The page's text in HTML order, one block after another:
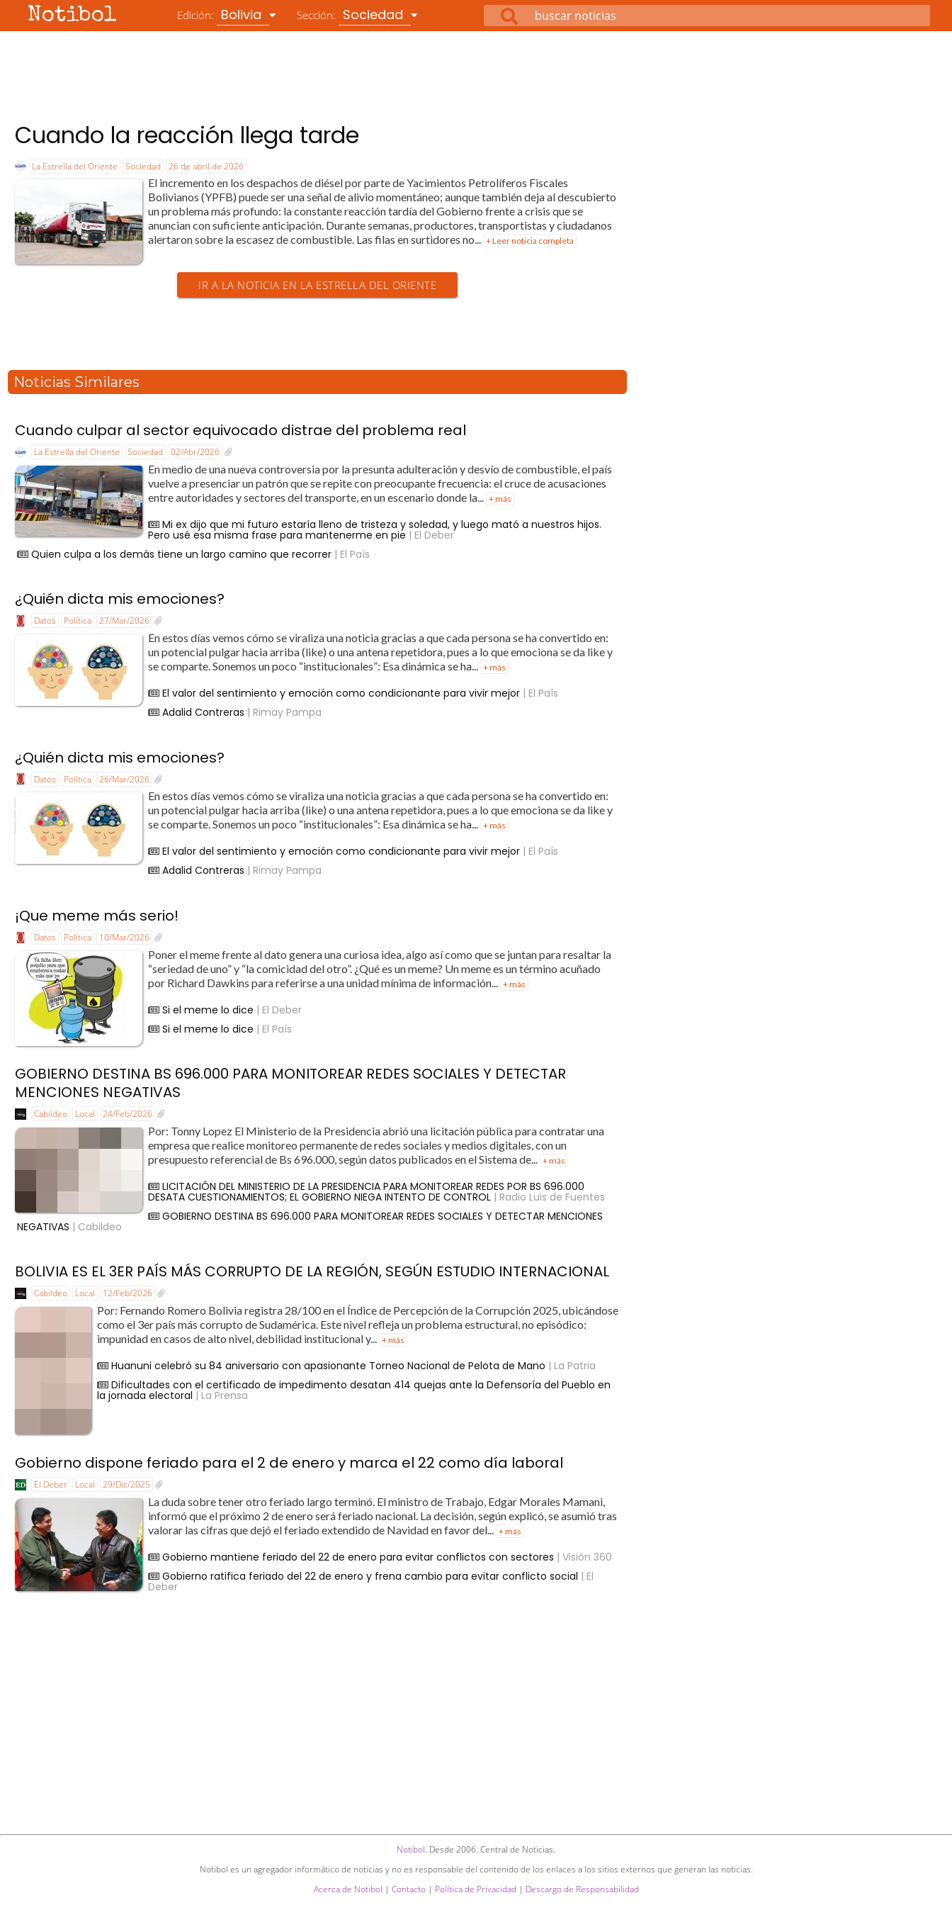
Notibol Edición: Bolivia Sección: Sociedad
Cuando la reacción llega tarde
La Estrella del Oriente Sociedad 26 de abril de 2026
El incremento en los despachos de diésel por parte de Yacimientos Petrolíferos Fiscales
Bolivianos (YPFB) puede ser una señal de alivio momentáneo; aunque también deja al descubierto
un problema más profundo: la constante reacción tardía del Gobierno frente a crisis que se
anuncian con suficiente anticipación. Durante semanas, productores, transportistas y ciudadanos
alertaron sobre la escasez de combustible. Las filas en surtidores no... + Leer noticia completa
IR A LA NOTICIA EN LA ESTRELLA DEL ORIENTE
Noticias Similares
Cuando culpar al sector equivocado distrae del problema real
La Estrella del Oriente Sociedad 02/Abr/2026
En medio de una nueva controversia por la presunta adulteración y desvío de combustible, el país
vuelve a presenciar un patrón que se repite con preocupante frecuencia: el cruce de acusaciones
entre autoridades y sectores del transporte, en un escenario donde la...
+ más
Mi ex dijo que mi futuro estaría lleno de tristeza y soledad, y luego mató a nuestros hijos.
Pero usé esa misma frase para mantenerme en pie | El Deber
Quien culpa a los demás tiene un largo camino que recorrer | El País
¿Quién dicta mis emociones?
Datos Política 27/Mar/2026
En estos días vemos cómo se viraliza una noticia gracias a que cada persona se ha convertido en:
un potencial pulgar hacia arriba (like) o una antena repetidora, pues a lo que emociona se da like y
se comparte. Sonemos un poco “institucionales”: Esa dinámica se ha... + más
El valor del sentimiento y emoción como condicionante para vivir mejor | El País
Adalid Contreras | Rimay Pampa
¿Quién dicta mis emociones?
Datos Política 26/Mar/2026
En estos días vemos cómo se viraliza una noticia gracias a que cada persona se ha convertido en:
un potencial pulgar hacia arriba (like) o una antena repetidora, pues a lo que emociona se da like y
se comparte. Sonemos un poco “institucionales”: Esa dinámica se ha... + más
El valor del sentimiento y emoción como condicionante para vivir mejor | El País
Adalid Contreras | Rimay Pampa
¡Que meme más serio!
Datos Política 10/Mar/2026
Poner el meme frente al dato genera una curiosa idea, algo así como que se juntan para resaltar la
“seriedad de uno” y “la comicidad del otro”. ¿Qué es un meme? Un meme es un término acuñado
por Richard Dawkins para referirse a una unidad mínima de información...
+ más
Si el meme lo dice | El Deber
Si el meme lo dice | El País
GOBIERNO DESTINA BS 696.000 PARA MONITOREAR REDES SOCIALES Y DETECTAR
MENCIONES NEGATIVAS
Cabildeo Local 24/Feb/2026
Por: Tonny Lopez El Ministerio de la Presidencia abrió una licitación pública para contratar una
empresa que realice monitoreo permanente de redes sociales y medios digitales, con un
presupuesto referencial de Bs 696.000, según datos publicados en el Sistema de... + más
LICITACIÓN DEL MINISTERIO DE LA PRESIDENCIA PARA MONITOREAR REDES POR BS 696.000
DESATA CUESTIONAMIENTOS; EL GOBIERNO NIEGA INTENTO DE CONTROL | Radio Luis de Fuentes
GOBIERNO DESTINA BS 696.000 PARA MONITOREAR REDES SOCIALES Y DETECTAR MENCIONES
NEGATIVAS | Cabildeo
BOLIVIA ES EL 3ER PAÍS MÁS CORRUPTO DE LA REGIÓN, SEGÚN ESTUDIO INTERNACIONAL
Cabildeo Local 12/Feb/2026
Por: Fernando Romero Bolivia registra 28/100 en el Índice de Percepción de la Corrupción 2025, ubicándose
como el 3er país más corrupto de Sudamérica. Este nivel refleja un problema estructural, no episódico:
impunidad en casos de alto nivel, debilidad institucional y... + más
Huanuni celebró su 84 aniversario con apasionante Torneo Nacional de Pelota de Mano | La Patria
Dificultades con el certificado de impedimento desatan 414 quejas ante la Defensoría del Pueblo en
la jornada electoral | La Prensa
Gobierno dispone feriado para el 2 de enero y marca el 22 como día laboral
El Deber Local 29/Dic/2025
La duda sobre tener otro feriado largo terminó. El ministro de Trabajo, Edgar Morales Mamani,
informó que el próximo 2 de enero será feriado nacional. La decisión, según explicó, se asumió tras
valorar las cifras que dejó el feriado extendido de Navidad en favor del...
+ más
Gobierno mantiene feriado del 22 de enero para evitar conflictos con sectores | Visión 360
Gobierno ratifica feriado del 22 de enero y frena cambio para evitar conflicto social | El
Deber
Notibol. Desde 2006. Central de Noticias.
Notibol es un agregador informático de noticias y no es responsable del contenido de los enlaces a los sitios externos que generan las noticias.
Acerca de Notibol | Contacto| Política de Privacidad | Descargo de Responsabilidad